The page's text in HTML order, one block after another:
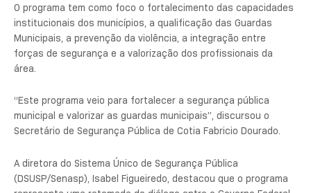
O programa tem como foco o fortalecimento das capacidades
institucionais dos municípios, a qualificação das Guardas
Municipais, a prevenção da violência, a integração entre
forças de segurança e a valorização dos profissionais da
área.
“Este programa veio para fortalecer a segurança pública
municipal e valorizar as guardas municipais”, discursou o
Secretário de Segurança Pública de Cotia Fabricio Dourado.
A diretora do Sistema Único de Segurança Pública
(DSUSP/Senasp), Isabel Figueiredo, destacou que o programa